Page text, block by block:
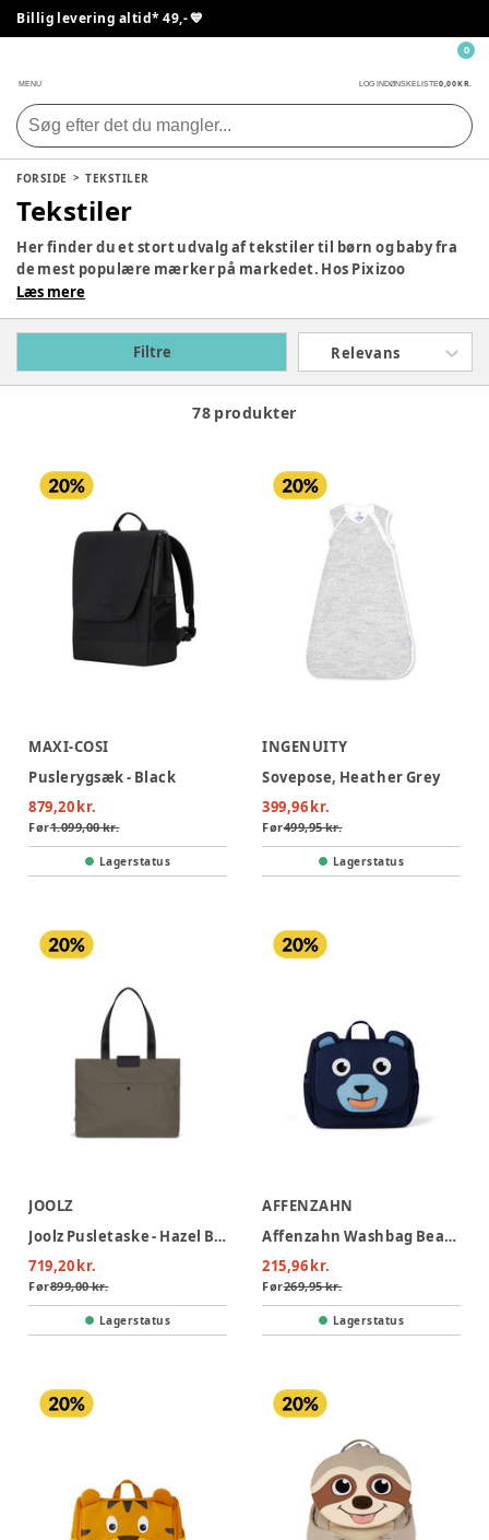
Billig levering altid* 49,- 💙
MENU LOG INDØNSKELISTE0,00 KR.
0
FORSIDE TEKSTILER
Tekstiler
Her finder du et stort udvalg af tekstiler til børn og baby fra
de mest populære mærker på markedet. Hos Pixizoo
forhandler vi bl.a.
skarpe priser og selvfølgelig med prisgaranti. Se vores udvalg
af tekstiler fra bl.a. Filibabba, Cam Cam Copenhagen, Sebra,
Leander, By KlipKlap og Tiny Republic.
Læs mere
Filtre Relevans
78 produkter
MAXI-COSI
Puslerygsæk - Black
879,20 kr.
Før1.099,00 kr.
Lagerstatus
INGENUITY
Sovepose, Heather Grey
399,96 kr.
Før499,95 kr.
Lagerstatus
JOOLZ
Joolz Pusletaske - Hazel Brown
719,20 kr.
Før899,00 kr.
Lagerstatus
AFFENZAHN
Affenzahn Washbag Bear - Bear
215,96 kr.
Før269,95 kr.
Lagerstatus